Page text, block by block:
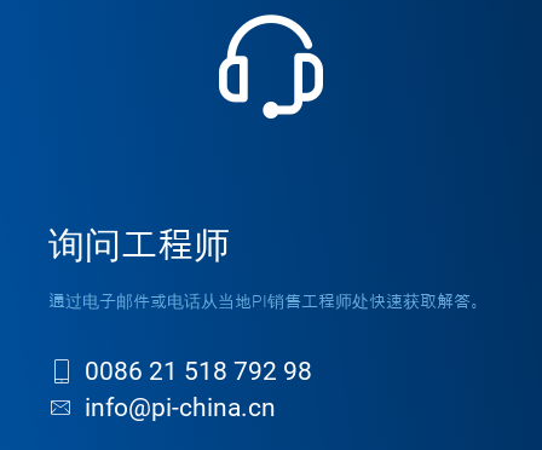
询问工程师
通过电子邮件或电话从当地PI销售工程师处快速获取解答。
0086 21 518 792 98
info@pi-china.cn